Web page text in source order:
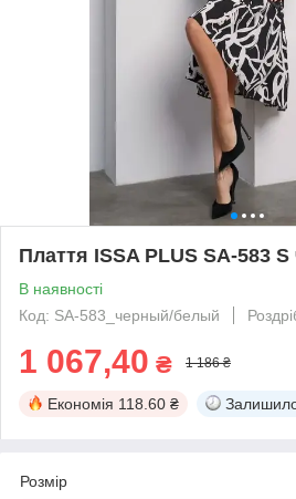
Плаття ISSA PLUS SA-583
В наявності
Код: SA-583_черный/белый
1 067,40 ₴ 1 186 ₴
Економія 118.60 ₴
Розмір